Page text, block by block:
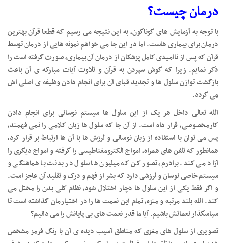
درمان چیست؟
با توجه به آزمایش های گوناگون، به این نتیجه می رسیم که قطعا قرآن بهترین
درمان برای بیماری هاست. اما در این جا می خواهم نمونه هایی از درمان توسط
قرآن که پس از ناامیدی کامل پزشکان از درمان آن بیماری، صورت گرفته است را
ذکر نمایم. زیرا که گوش سپردن به قرآن و تلاوت آیات مبارکه ی آن باعث
بازگشت توازن سلول ها و تجدید قبای آن برای انجام دادن وظیفه ی اصلی اش
می گردد.
الله تعالی داخل هر یک از این سلول ها سیستم نوسانی برای انجام دادن
کارمخصوصی، قرار داه است. از آن جا که سلول ها زبان کلامی را نمی فهمند،
پس می توان با استفاده از زبان نوسانی و لرزش ها با آن ها ارتباط بر قرار کرد،
همانطور که تلفن های همراه، امواج الکترومغناطیسی را گرفته و امواج دیگری را
آزاد می کند. برادرم، تصور کن که میلیون ها سلول در بدنت با هماهنگی و
سیستم خاصی نوسان و لرزشی دارد که بشر از فهم و درک و تقلید آن عاجز است.
و اگر فقط یکی از این سلول ها دچار اختلال شود، نظام کلی بدن را مختل می
کند. الله بلند مرتبه و منزه، تمام این نعمت ها را در اختیارمان گذاشته است تا
سپاسگذار نعماتش باشیم. آیا ما قدر نعمت های بی پایانش را می دانیم؟
تصویری از سلول های مغزی که مناطق آسیب دیده ی آن با رنگ فرمز مشخص